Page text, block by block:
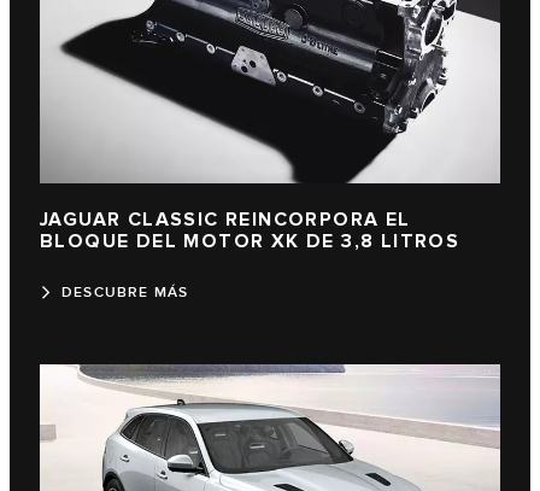
JAGUAR CLASSIC REINCORPORA EL
BLOQUE DEL MOTOR XK DE 3,8 LITROS
DESCUBRE MÁS